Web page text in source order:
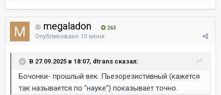
megaladon 263
Опубликовано 13 июня
В 27.09.2025 в 18:07, dtrans сказал:
Бочонки- прошлый век. Пьезорезистивный (кажется
так называется по "науке") показывает точно.